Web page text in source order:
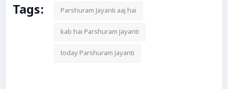
Tags: Parshuram Jayanti aaj hai
kab hai Parshuram Jayanti
today Parshuram Jayanti